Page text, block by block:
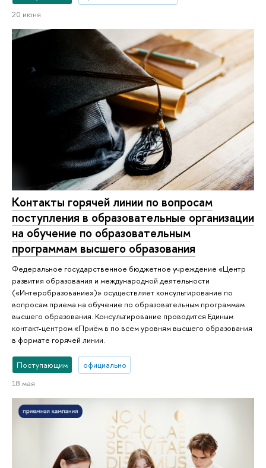
20 июня
Контакты горячей линии по вопросам
поступления в образовательные организации
на обучение по образовательным
программам высшего образования
Федеральное государственное бюджетное учреждение «Центр
развития образования и международной деятельности
(«Интеробразование»)» осуществляет консультирование по
вопросам приема на обучение по образовательным программам
высшего образования. Консультирование проводится Единым
контакт-центром «Приём в по всем уровням высшего образования
в формате горячей линии.
Поступающим
официально
18 мая